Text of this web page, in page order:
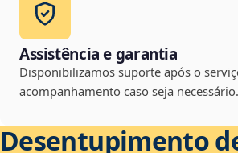
Assistência e garantia
Disponibilizamos suporte após o
acompanhamento caso seja necessário.
Desentupimento